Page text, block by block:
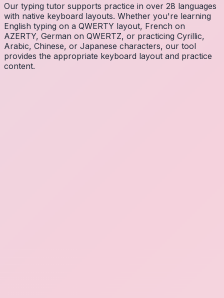
Our typing tutor supports practice in over 28 languages
with native keyboard layouts. Whether you're learning
English typing on a QWERTY layout, French on
AZERTY, German on QWERTZ, or practicing Cyrillic,
Arabic, Chinese, or Japanese characters, our tool
provides the appropriate keyboard layout and practice
content.